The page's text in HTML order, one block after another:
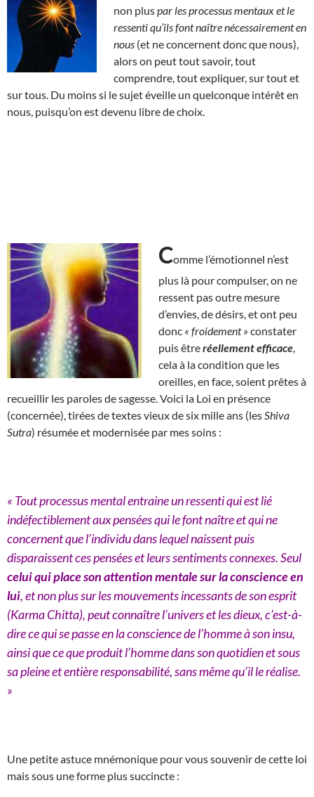
non pluspar les processus mentaux et le
ressenti qu’ils font naître nécessairement en
nous (et ne concernent donc que nous),
alors on peut tout savoir, tout
comprendre, tout expliquer, sur tout et
sur tous. Du moins si le sujet éveille un quelconque intérêt en
nous, puisqu’on est devenu libre de choix.
Comme l’émotionnel n’est
plus là pour compulser, on ne
ressent pas outre mesure
d’envies, de désirs, et ont peu
donc « froidement » constater
puis êtreréellement efficace
cela à la condition que les
oreilles, en face, soient prêtes à
recueillir les paroles de sagesse. Voici la Loi en présence
(concernée), tirées de textes vieux de six mille ans (les Shiva
Sutra) résumée et modernisée par mes soins :
« Tout processus mental entraine un ressenti qui est lié
indéfectiblement aux pensées qui le font naître et qui ne
concernent que l’individu dans lequel naissent puis
disparaissent ces pensées et leurs sentiments connexes. Seul
celui qui place son attention mentale sur la conscience en
lui, et non plus sur les mouvements incessants de son esprit
(Karma Chitta), peut connaître l’univers et les dieux, c’est-à-
dire ce qui se passe en la conscience de l’homme à son insu,
ainsi que ce que produit l’homme dans son quotidien et sous
sa pleine et entière responsabilité, sans même qu’il le réalise.
»
Une petite astuce mnémonique pour vous souvenir de cette loi
mais sous une forme plus succincte :